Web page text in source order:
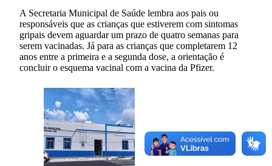
A Secretaria Municipal de Saúde lembra aos pais ou
responsáveis que as crianças que estiverem com sintomas
gripais devem aguardar um prazo de quatro semanas para
serem vacinadas. Já para as crianças que completarem 12
anos entre a primeira e a segunda dose, a orientação é
concluir o esquema vacinal com a vacina da Pfizer.